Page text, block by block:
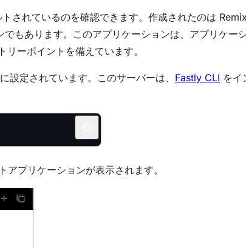
されているのを確認できます。作成されたのは
もあります。このアプリケーションは、アプリケー
リーポイントを備えています。
設定されています。このサーバーは、 Fastly CLI をイ
アプリケーションが表示されます。